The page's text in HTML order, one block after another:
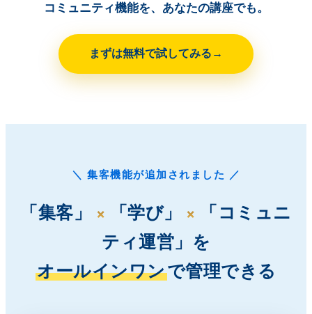
コミュニティ機能を、あなたの講座でも。
まずは無料で試してみる
＼ 集客機能が追加されました ／
「集客」 × 「学び」 ×
「コミュニ
ティ運営」を
オールインワンで管理できる